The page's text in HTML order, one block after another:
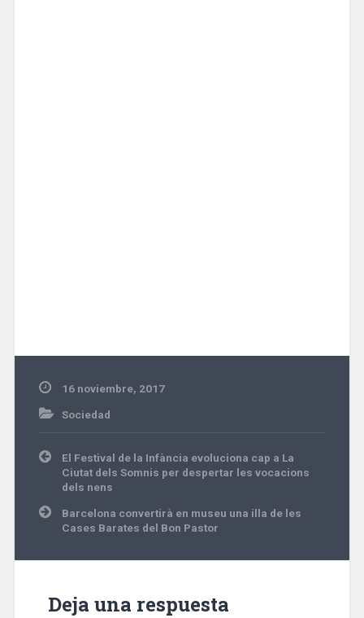
16 noviembre, 2017
Sociedad
Navegación
de
entradas
El Festival de la Infància evoluciona cap a La
Ciutat dels Somnis per despertar les vocacions
dels nens
Barcelona convertirà en museu una illa de les
Cases Barates del Bon Pastor
Deja una respuesta